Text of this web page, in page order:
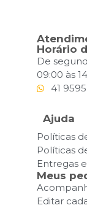
Horário
De
09:00 às
41
Ajuda
Políticas
Políticas
Entregas
Meus
Editar